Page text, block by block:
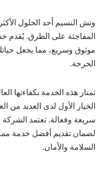
ونش النسيم أحد الحلول
المفاجئة على الطرق.
موثوق وسريع، مما يجعل
الحرجة.
تمتاز هذه الخدمة بكفاءتها
الخيار الأول لدى العديد من
سريعة وفعالة. تعتمد الشركة
لضمان تقديم أفضل خدمة
السلامة والأمان.